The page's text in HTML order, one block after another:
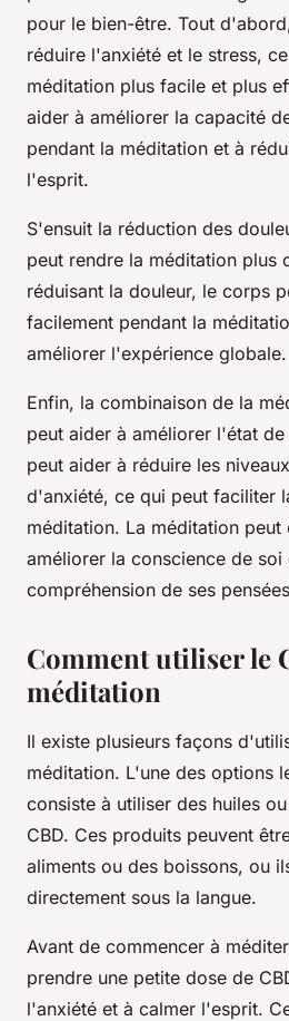
pour le bien-être. Tout
réduire l'anxiété et le stress,
méditation plus facile et plus
aider à améliorer la capacité
pendant la méditation et à
l'esprit.
S'ensuit la réduction des
peut rendre la méditation plus
réduisant la douleur, le corps
facilement pendant la
améliorer l'expérience globale.
Enfin, la combinaison de la
peut aider à améliorer l'état
peut aider à réduire les
d'anxiété, ce qui peut faciliter
méditation. La méditation peut
améliorer la conscience de soi
compréhension de ses
Comment utiliser le
méditation
Il existe plusieurs façons
méditation. L'une des options
consiste à utiliser des huiles
CBD. Ces produits peuvent
aliments ou des boissons, ou
directement sous la langue.
Avant de commencer à
prendre une petite dose de
l'anxiété et à calmer l'esprit.